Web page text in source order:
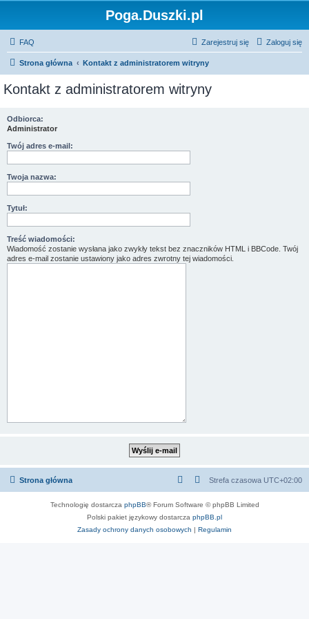
Poga.Duszki.pl
FAQ Zaloguj się
Zarejestruj się
Strona główna Kontakt z administratorem witryny
Kontakt z administratorem witryny
Odbiorca:
Administrator
Twój adres e-mail:
Twoja nazwa:
Tytuł:
Treść wiadomości:
Wiadomość zostanie wysłana jako zwykły tekst bez znaczników HTML i BBCode. Twój
adres e-mail zostanie ustawiony jako adres zwrotny tej wiadomości.
Strona główna Strefa czasowa UTC+02:00
Technologię dostarcza phpBB® Forum Software © phpBB Limited
Polski pakiet językowy dostarcza phpBB.pl
Zasady ochrony danych osobowych | Regulamin